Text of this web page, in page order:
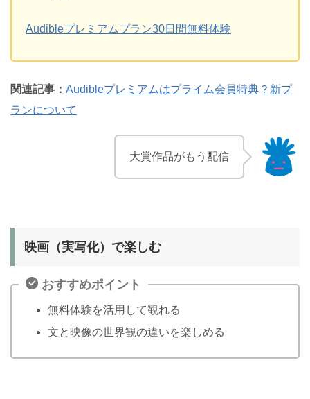
Audibleプレミアムプラン30日間無料体験
関連記事： Audibleプレミアムはプライム会員特典？新プ
ランについて
大賞作品がもう配信
映画（実写化）で楽しむ
おすすめポイント
無料体験を活用して観れる
文と映像の世界観の違いを楽しめる